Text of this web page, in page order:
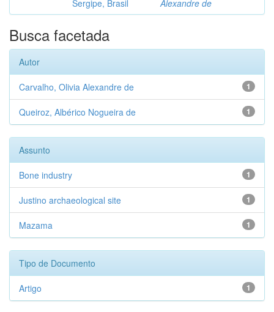
Sergipe, Brasil
Alexandre de
Busca facetada
Autor
1
Carvalho, Olivia Alexandre de
1
Queiroz, Albérico Nogueira de
Assunto
1
Bone industry
1
Justino archaeological site
1
Mazama
Tipo de Documento
1
Artigo